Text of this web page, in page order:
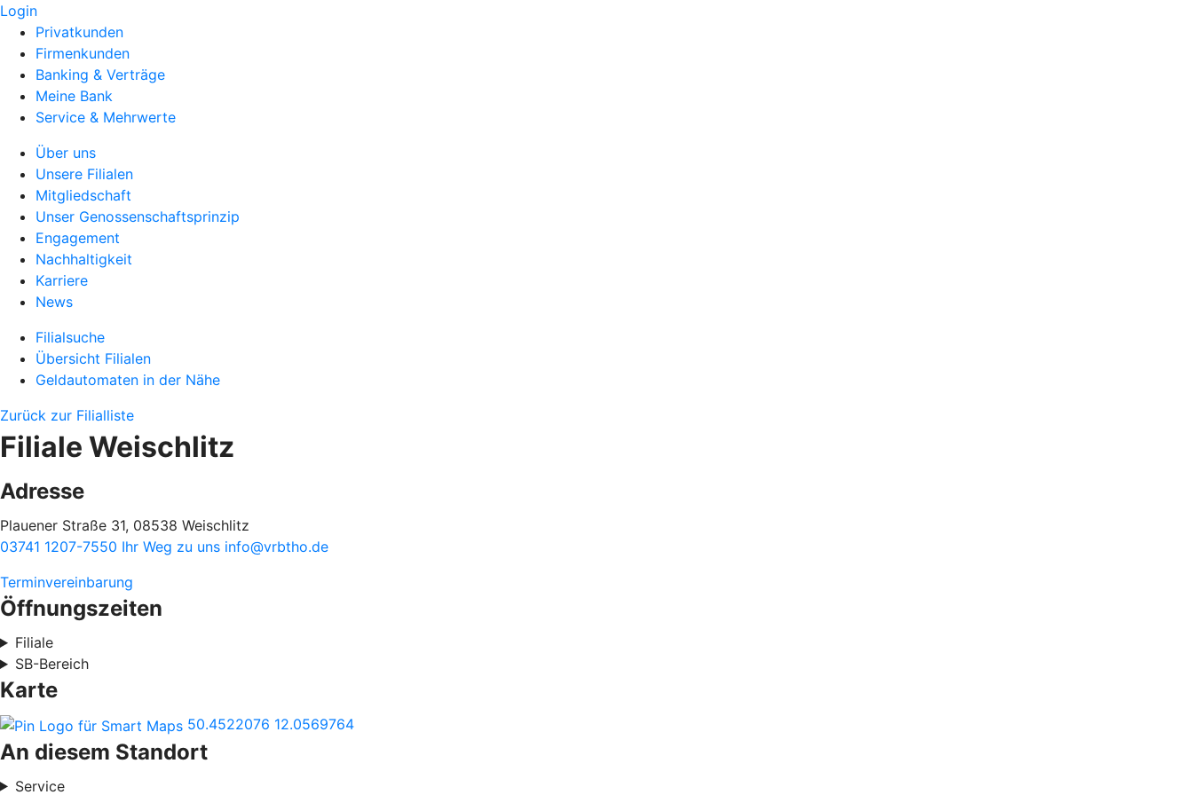
Login
Privatkunden
Firmenkunden
Banking & Verträge
Meine Bank
Service & Mehrwerte
Über uns
Unsere Filialen
Mitgliedschaft
Unser Genossenschaftsprinzip
Engagement
Nachhaltigkeit
Karriere
News
Filialsuche
Übersicht Filialen
Geldautomaten in der Nähe
Zurück zur Filialliste
Filiale Weischlitz
Adresse
Plauener Straße 31, 08538 Weischlitz
03741 1207-7550 Ihr Weg zu uns info@vrbtho.de
Terminvereinbarung
Öffnungszeiten
Filiale
SB-Bereich
Karte
50.4522076 12.0569764
An diesem Standort
Service